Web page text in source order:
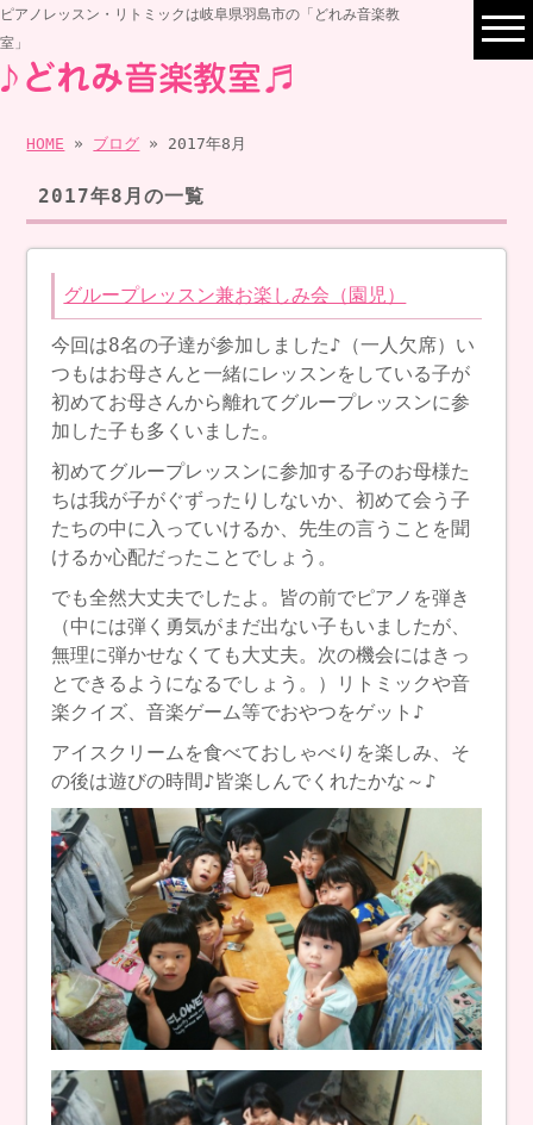
ピアノレッスン・リトミックは岐阜県羽島市の「どれみ音楽教
室」
HOME » ブログ » 2017年8月
2017年8月の一覧
グループレッスン兼お楽しみ会（園児）
今回は8名の子達が参加しました♪（一人欠席）い
つもはお母さんと一緒にレッスンをしている子が
初めてお母さんから離れてグループレッスンに参
加した子も多くいました。
初めてグループレッスンに参加する子のお母様た
ちは我が子がぐずったりしないか、初めて会う子
たちの中に入っていけるか、先生の言うことを聞
けるか心配だったことでしょう。
でも全然大丈夫でしたよ。皆の前でピアノを弾き
（中には弾く勇気がまだ出ない子もいましたが、
無理に弾かせなくても大丈夫。次の機会にはきっ
とできるようになるでしょう。）リトミックや音
楽クイズ、音楽ゲーム等でおやつをゲット♪
アイスクリームを食べておしゃべりを楽しみ、そ
の後は遊びの時間♪皆楽しんでくれたかな～♪